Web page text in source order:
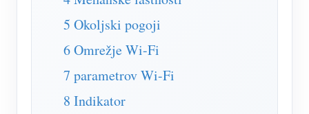
Simulator IAMMETER
Virtualni števec
Sistem za napovedovanje in simulacijo energije
Aplikacije
5 Okoljski pogoji
6 Omrežje Wi-Fi
7 parametrov Wi-Fi
8 Indikator